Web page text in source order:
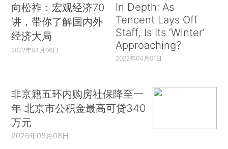
向松祚：宏观经济70
讲，带你了解国内外
经济大局
2022年04月06日
In Depth: As
Tencent Lays Off
Staff, Is Its ‘Winter’
Approaching?
2022年04月01日
非京籍五环内购房社保降至一
年 北京市公积金最高可贷340
万元
2026年08月08日